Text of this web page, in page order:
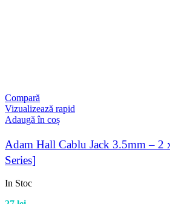
Compară
Vizualizează rapid
Adaugă în coș
Adam Hall Cablu Jack 3.5mm –
Series]
In Stoc